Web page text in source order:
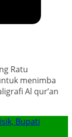
Ratu
menimba
Al qur’an